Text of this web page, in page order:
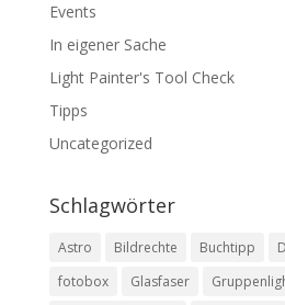
Events
In eigener Sache
Light Painter's Tool Check
Tipps
Uncategorized
Schlagwörter
Astro Bildrechte Buchtipp
fotobox
Glasfaser